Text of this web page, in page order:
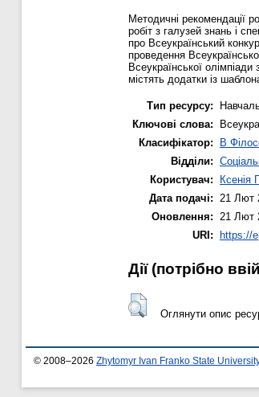
Методичні рекомендації
робіт з галузей знань і
про Всеукраїнський
проведення
Всеукраїнської
містять додатки із
Тип ресурсу:
Ключові слова:
Класифікатор:
B
Відділи:
Користувач:
Ксенія
Дата подачі:
21 Лют
Оновлення:
21 Лют
URI: https://
Дії ​​(потрібно
Оглянути опис
© 2008–2026 Zhytomyr Ivan Franko State